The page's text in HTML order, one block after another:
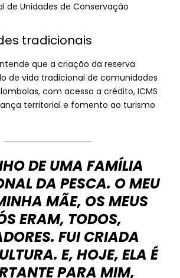
de Unidades de Conservação
tradicionais
que a criação da reserva
de vida tradicional de comunidades
com acesso a crédito, ICMS
territorial e fomento ao turismo
DE UMA FAMÍLIA
DA PESCA. O MEU
MÃE, OS MEUS
ERAM, TODOS,
FUI CRIADA
E, HOJE, ELA É
PARA MIM,